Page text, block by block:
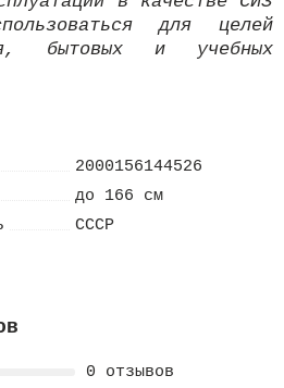
для целей
бытовых и учебных
2000156144526
до 166 см
СССР
0 отзывов